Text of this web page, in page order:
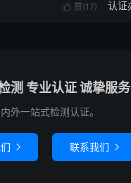
 赞(17)
测 专业认证 诚挚服务
外一站式检测认证。
 联系我们 